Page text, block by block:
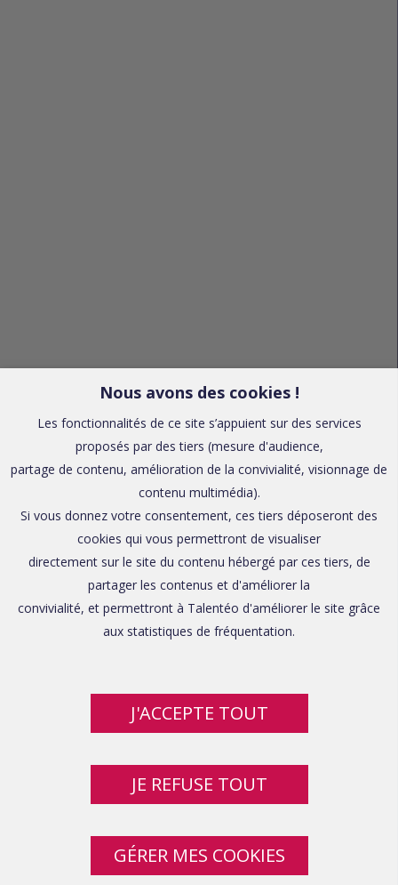
Nous avons des cookies !
Les fonctionnalités de ce site s’appuient sur des services
proposés par des tiers (mesure d'audience,
partage de contenu, amélioration de la convivialité, visionnage de
contenu multimédia).
Si vous donnez votre consentement, ces tiers déposeront des
cookies qui vous permettront de visualiser
directement sur le site du contenu hébergé par ces tiers, de
partager les contenus et d'améliorer la
convivialité, et permettront à Talentéo d'améliorer le site grâce
aux statistiques de fréquentation.
J'ACCEPTE TOUT
JE REFUSE TOUT
GÉRER MES COOKIES